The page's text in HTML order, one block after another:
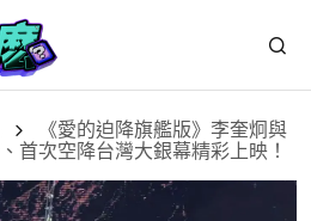
《愛的迫降旗艦版》李奎炯與
首次空降台灣大銀幕精彩上映！